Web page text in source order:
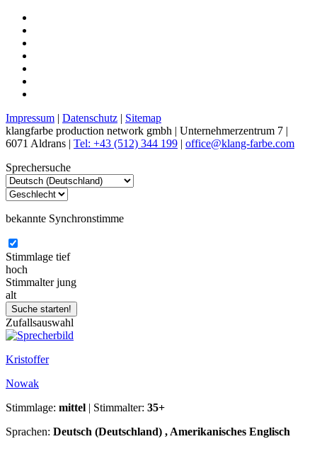
Impressum | Datenschutz | Sitemap
klangfarbe production network gmbh | Unternehmerzentrum 7 |
6071 Aldrans | Tel: +43 (512) 344 199 | office@klang-farbe.com
Sprechersuche
bekannte Synchronstimme
Stimmlage tief
hoch
Stimmalter jung
alt
Zufallsauswahl
Kristoffer
Nowak
Stimmlage: mittel | Stimmalter: 35+
Sprachen: Deutsch (Deutschland) , Amerikanisches Englisch